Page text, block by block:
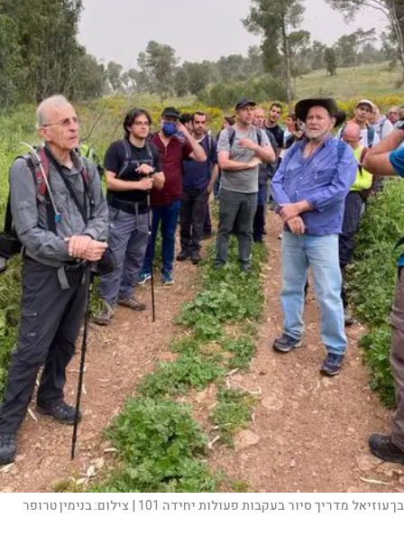
בן־עוזיאל מדריך סיור בעקבות פעולות יחידה 101 | צילום:בנימין טרופר